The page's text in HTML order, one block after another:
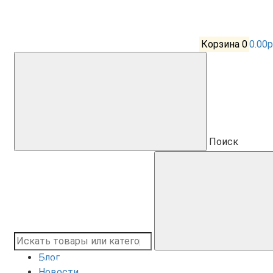
Корзина 0
Поиск
Санкт-Петербург
Блог